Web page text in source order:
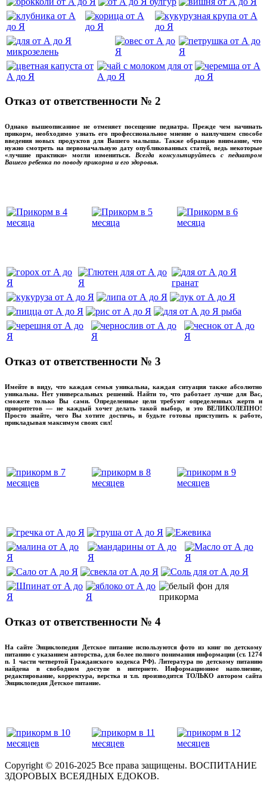
Отказ от ответственности № 2
Однако вышеописанное не отменяет посещение педиатра. Прежде чем начинать
прикорм, необходимо узнать его профессиональное мнение о наилучшем способе
введения новых продуктов для Вашего малыша. Также обращаю внимание, что
нужно смотреть на первоначальную дату опубликованных статей, ведь некоторые
«лучшие практики» могли измениться. Всегда консультируйтесь с педиатром
Вашего ребенка по поводу прикорма и его здоровья.
Отказ от ответственности № 3
Имейте в виду, что каждая семья уникальна, каждая ситуация также абсолютно
уникальна. Нет универсальных решений. Найти то, что работает лучше для Вас,
сможете только Вы сами. Определенные цели требуют определенных жертв и
приоритетов — не каждый хочет делать такой выбор, и это ВЕЛИКОЛЕПНО!
Просто знайте, чего Вы хотите достичь, и будьте готовы приступить к работе,
прикладывая максимум своих сил!
Отказ от ответственности № 4
На сайте Энциклопедия Детское питание используются фото из книг по детскому
питанию с указанием авторства, для более полного понимания информации (ст. 1274
п. 1 части четвертой Гражданского кодекса РФ). Литература по детскому питанию
найдена в свободном доступе в интернете. Информационное наполнение,
редактирование, корректура, верстка и т.п. производится ТОЛЬКО автором сайта
Энциклопедия Детское питание.
Copyright © 2016-2025 Все права защищены. ВОСПИТАНИЕ
ЗДОРОВЫХ ВСЕЯДНЫХ ЕДОКОВ.